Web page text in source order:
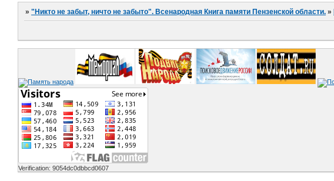
»"Никто не забыт, ничто не забыто". Всенародная Книга памяти Пензенской области. »
Verification: 9054dc0dbbcd0607